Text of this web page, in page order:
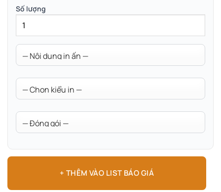
Số lượng
+ THÊM VÀO LIST BÁO GIÁ